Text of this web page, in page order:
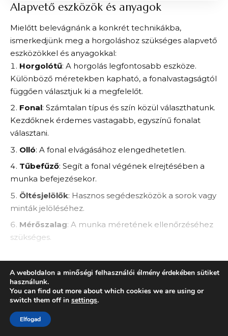
Alapvető eszközök és anyagok
Mielőtt belevágnánk a konkrét technikákba,
ismerkedjünk meg a horgoláshoz szükséges alapvető
eszközökkel és anyagokkal:
Horgolótű: A horgolás legfontosabb eszköze.
Különböző méretekben kapható, a fonalvastagságtól
függően választjuk ki a megfelelőt.
Fonal: Számtalan típus és szín közül választhatunk.
Kezdőknek érdemes vastagabb, egyszínű fonalat
választani.
Olló: A fonal elvágásához elengedhetetlen.
Tűbefűző: Segít a fonal végének elrejtésében a
munka befejezésekor.
Öltésjelölők: Hasznos segédeszközök a sorok vagy
minták jelöléséhez.
Mérőszalag: A munka méretének ellenőrzéséhez
szükséges.
A horgolás alapjai
1. A horgolótű helyes tartása
A horgolótű helyes tartása kulcsfontosságú a
CONTINUE READING
Csillámvarázs>
A weboldalon a minőségi felhasználói élmény érdekében sütiket
használunk.
You can find out more about which cookies we are using or
switch them off in settings.
Elfogad